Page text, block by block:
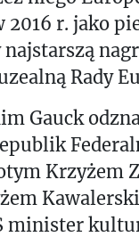
2016 r. jako
Rady
Gauck
Krzyżem
minister